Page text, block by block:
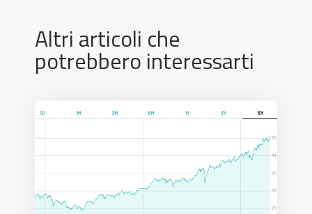
Altri articoli che
potrebbero interessarti